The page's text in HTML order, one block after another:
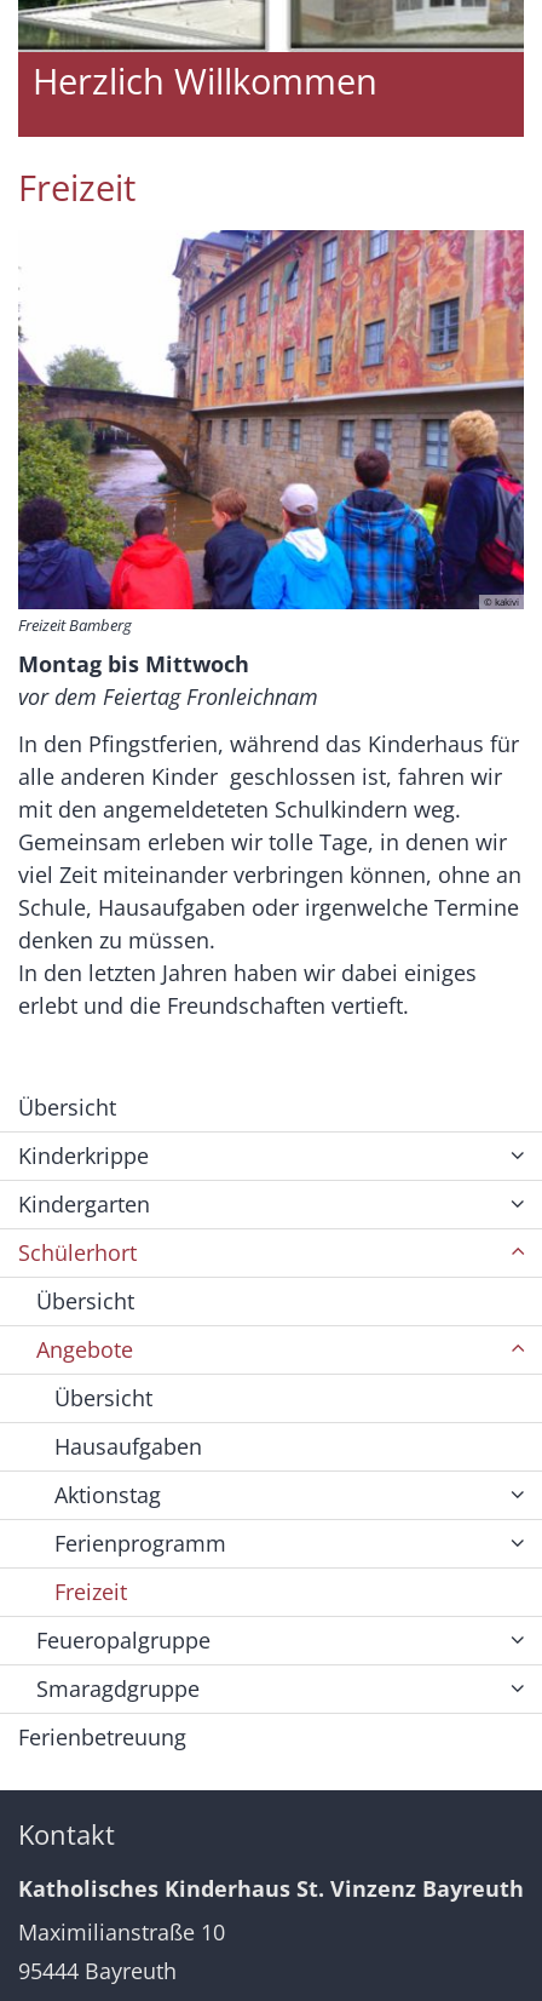
Herzlich Willkommen
Freizeit
© kakivi
Freizeit Bamberg
Montag bis Mittwoch
vor dem Feiertag Fronleichnam
In den Pfingstferien, während das Kinderhaus für
alle anderen Kinder geschlossen ist, fahren wir
mit den angemeldeteten Schulkindern weg.
Gemeinsam erleben wir tolle Tage, in denen wir
viel Zeit miteinander verbringen können, ohne an
Schule, Hausaufgaben oder irgenwelche Termine
denken zu müssen.
In den letzten Jahren haben wir dabei einiges
erlebt und die Freundschaften vertieft.
Übersicht
Kinderkrippe
Kindergarten
Schülerhort
Übersicht
Angebote
Übersicht
Hausaufgaben
Aktionstag
Ferienprogramm
Freizeit
Feueropalgruppe
Smaragdgruppe
Ferienbetreuung
Kontakt
Katholisches Kinderhaus St. Vinzenz Bayreuth
Maximilianstraße 10
95444 Bayreuth